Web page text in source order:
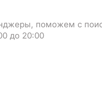
поможем с
до 20:00